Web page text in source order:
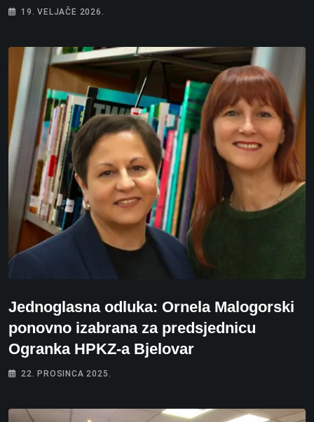
19. VELJAČE 2026.
Jednoglasna odluka: Ornela Malogorski
ponovno izabrana za predsjednicu
Ogranka HPKZ-a Bjelovar
22. PROSINCA 2025.